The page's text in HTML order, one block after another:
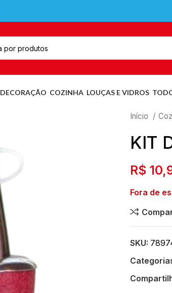
DECORAÇÃO COZINHA LOUÇAS E VIDROS
Início
KIT
R$
Fora de
SKU: